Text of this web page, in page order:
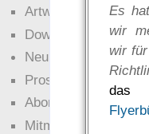
Es
wir
wir
das
Artwork
Downloads
Neuigkeiten
Prosa
Abonnieren
Mitmachen